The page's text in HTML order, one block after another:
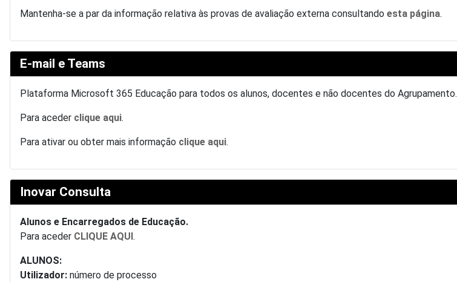
Mantenha-se a par da informação relativa às provas de avaliação externa consultando esta página.
E-mail e Teams
Plataforma Microsoft 365 Educação para todos os alunos, docentes e não docentes do Agrupamento.
Para aceder clique aqui.
Para ativar ou obter mais informação clique aqui.
Inovar Consulta
Alunos e Encarregados de Educação.
Para aceder CLIQUE AQUI .
ALUNOS:
Utilizador: número de processo